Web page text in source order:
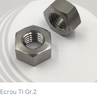
Ecrou Ti Gr.2